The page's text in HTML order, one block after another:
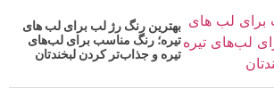
بهترین رنگ رژ لب برای لب های
تیره؛ رنگ مناسب برای لب‌های
تیره و جذاب‌تر کردن لبخندتان